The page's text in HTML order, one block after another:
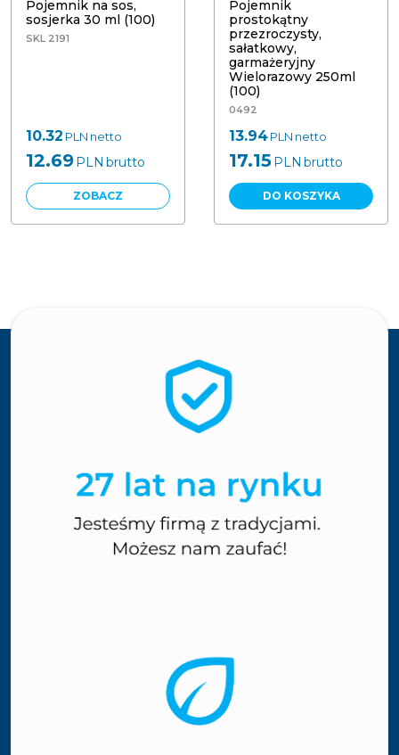
Pojemnik na sos,
sosjerka 30 ml (100)
SKL 2191
10.32 PLN netto
12.69 PLN brutto
ZOBACZ
Pojemnik
prostokątny
przezroczysty,
sałatkowy,
garmażeryjny
Wielorazowy 250ml
(100)
0492
13.94PLN netto
17.15 PLN brutto
DO KOSZYKA